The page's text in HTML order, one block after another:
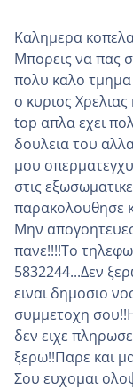
Καλημερα
Μπορεις να πας
πολυ καλο τμημα
ο κυριος
top απλα εχει
δουλεια του
μου
στις
παρακολουθησε
Μην
πανε!!!!Το
5832244...Δεν
ειναι δημοσιο
συμμετοχη
δεν ειχε
ξερω!!Παρε και
Σου ευχομαι